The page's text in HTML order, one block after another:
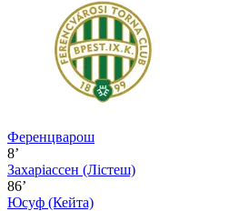
Ференцварош
8’
Захаріассен (Лістеш)
86’
Юсуф (Кейта)